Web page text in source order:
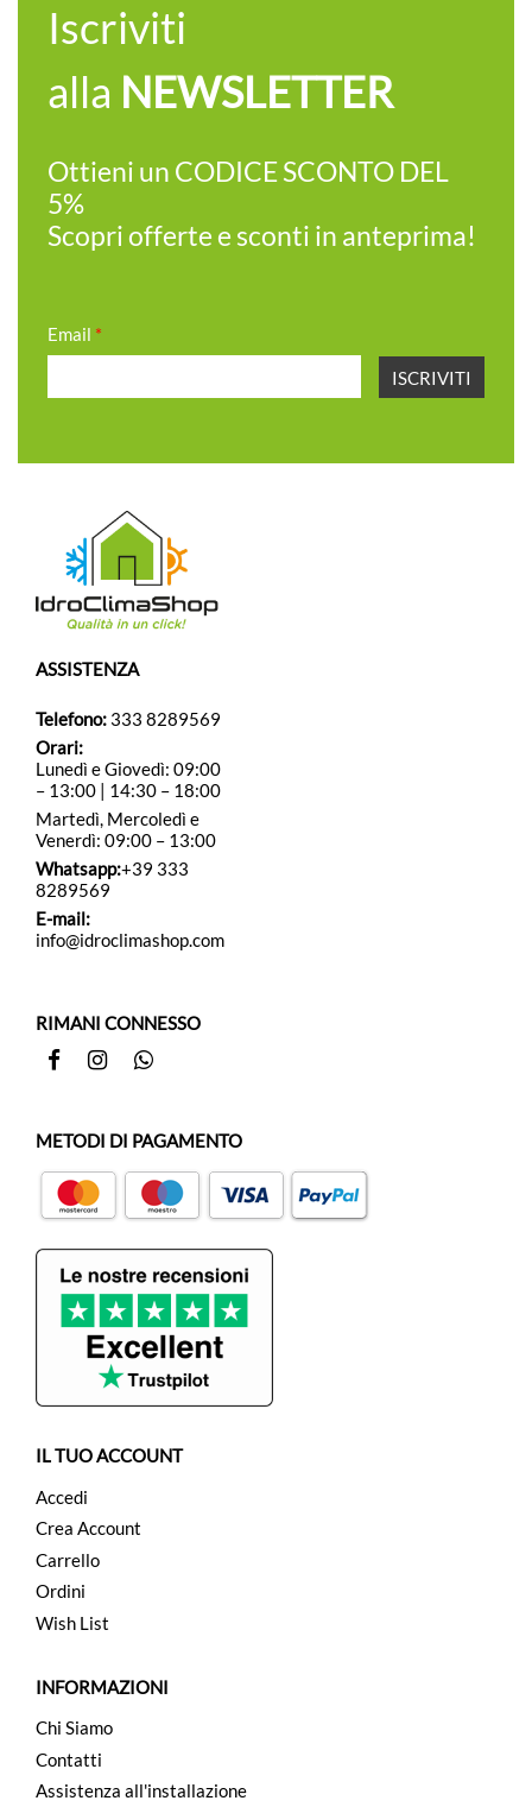
Iscriviti
alla NEWSLETTER
Ottieni un CODICE SCONTO DEL
5%
Scopri offerte e sconti in anteprima!
Email *
METODI DI PAGAMENTO
INFORMAZIONI
Chi Siamo
Contatti
Assistenza all'installazione
ASSISTENZA
Telefono: 333 8289569
Orari:
Lunedì e Giovedì: 09:00
– 13:00 | 14:30 – 18:00
Martedì, Mercoledì e
Venerdì: 09:00 – 13:00
Whatsapp:+39 333
8289569
E-mail:
info@idroclimashop.com
RIMANI CONNESSO
FacebookInstagramWhatsapp
IL TUO ACCOUNT
Accedi
Crea Account
Carrello
Ordini
Wish List